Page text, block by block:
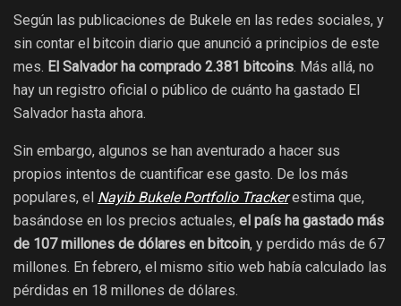
Según las publicaciones de Bukele en las redes sociales, y
sin contar el bitcoin diario que anunció a principios de este
mes. El Salvador ha comprado 2.381 bitcoins. Más allá, no
hay un registro oficial o público de cuánto ha gastado El
Salvador hasta ahora.
Sin embargo, algunos se han aventurado a hacer sus
propios intentos de cuantificar ese gasto. De los más
populares, el Nayib Bukele Portfolio Trackerestima que,
basándose en los precios actuales, el país ha gastado más
de 107 millones de dólares en bitcoin, y perdido más de 67
millones. En febrero, el mismo sitio web había calculado las
pérdidas en 18 millones de dólares.